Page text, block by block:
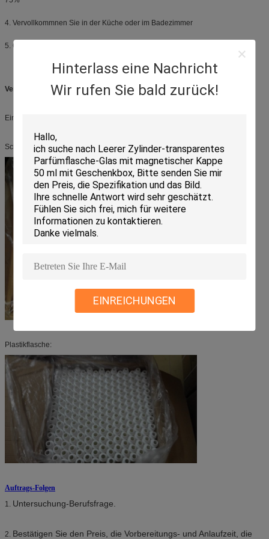
Hinterlass eine Nachricht
Wir rufen Sie bald zurück!
EINREICHUNGEN
4. Vervollkommnen Sie in der Küche oder im Badezimmer
5. Gut für irgendwelche Reinigungsflüssigkeiten
Verpackung von Waren:
Eins nach dem anderen mit Schutz des weichen Kremeispapiers:
Schaumseifenpumpe:
Plastikflasche:
Auftrags-Folgen
1. Untersuchung-Berufsfrage.
2. Bestätigen Sie den Preis, die Vorbereitungs- und Anlaufzeit, die